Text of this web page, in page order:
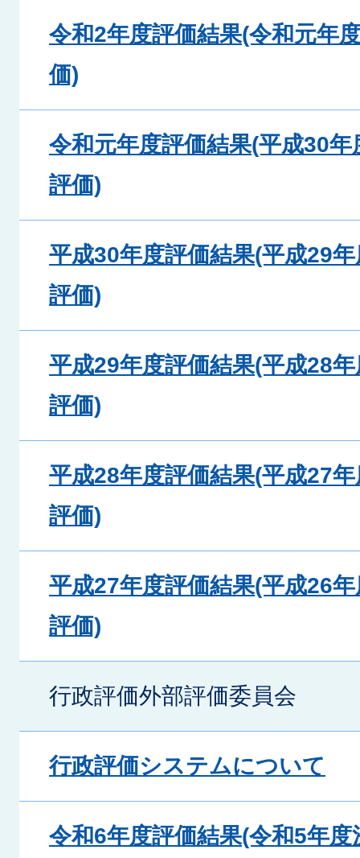
令和2年度評価結果(令和元年
価)
令和元年度評価結果(平成30
評価)
平成30年度評価結果(平成29
評価)
平成29年度評価結果(平成28
評価)
平成28年度評価結果(平成27
評価)
平成27年度評価結果(平成26
評価)
行政評価外部評価委員会
行政評価システムについて
令和6年度評価結果(令和5年